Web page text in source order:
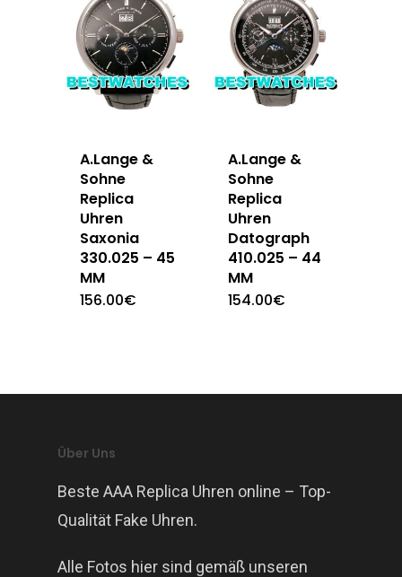
A.Lange &
Sohne
Replica
Uhren
Saxonia
330.025 – 45
MM
156.00€
A.Lange &
Sohne
Replica
Uhren
Datograph
410.025 – 44
MM
154.00€
Über Uns
Beste AAA Replica Uhren online – Top-
Qualität Fake Uhren.
Alle Fotos hier sind gemäß unseren